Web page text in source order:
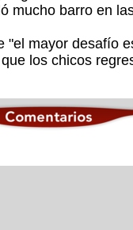
mucho barro en
"el mayor desafío
los chicos